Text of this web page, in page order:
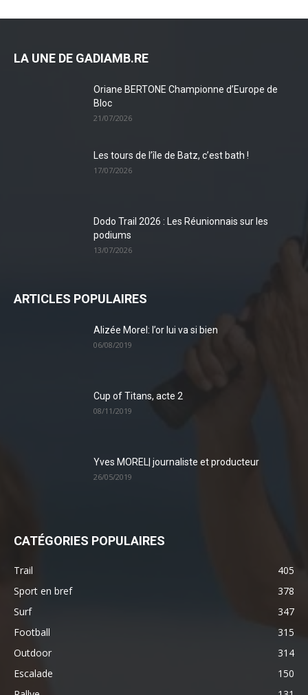
LA UNE DE GADIAMB.RE
Oriane BERTONE Championne d’Europe de
Bloc
21/07/2026
Les tours de l’île de Batz, c’est bath !
17/07/2026
Dodo Trail 2026 : Les Réunionnais sur les
podiums
13/07/2026
ARTICLES POPULAIRES
Alizée Morel: l’or lui va si bien
06/08/2019
Cup of Titans, acte 2
08/11/2019
Yves MOREL| journaliste et producteur
26/05/2019
CATÉGORIES POPULAIRES
Trail
405
Sport en bref
378
Surf
347
Football
315
Outdoor
314
Escalade
150